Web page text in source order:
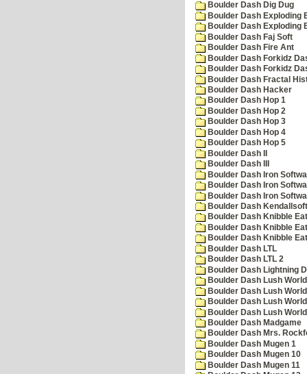
Boulder Dash Dig Dug
Boulder Dash Exploding
Boulder Dash Exploding
Boulder Dash Faj Soft
Boulder Dash Fire Ant
Boulder Dash Forkidz
Boulder Dash Forkidz
Boulder Dash Fractal
Boulder Dash Hacker
Boulder Dash Hop 1
Boulder Dash Hop 2
Boulder Dash Hop 3
Boulder Dash Hop 4
Boulder Dash Hop 5
Boulder Dash II
Boulder Dash III
Boulder Dash Iron
Boulder Dash Iron
Boulder Dash Iron
Boulder Dash
Boulder Dash Knibble
Boulder Dash Knibble
Boulder Dash Knibble
Boulder Dash LTL
Boulder Dash LTL 2
Boulder Dash Lightning
Boulder Dash Lush
Boulder Dash Lush
Boulder Dash Lush
Boulder Dash Lush
Boulder Dash Madgame
Boulder Dash Mrs.
Boulder Dash Mugen 1
Boulder Dash Mugen 10
Boulder Dash Mugen 11